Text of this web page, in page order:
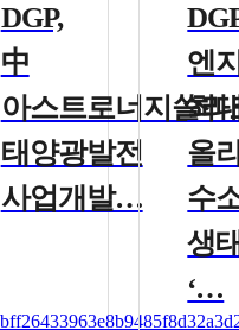
DGP,
中
아스트로너지쏠라
태양광발전
사업개발…
엔
최
올
수
생
‘…